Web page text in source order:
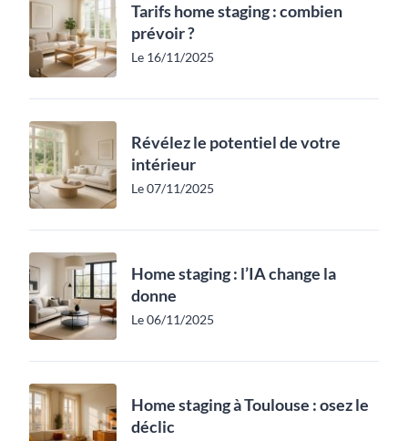
Tarifs home staging : combien
prévoir ?
Le 16/11/2025
Révélez le potentiel de votre
intérieur
Le 07/11/2025
Home staging : l’IA change la
donne
Le 06/11/2025
Home staging à Toulouse : osez le
déclic